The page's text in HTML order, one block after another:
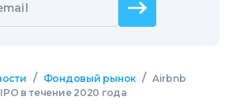
/ Фондовый рынок / Airbnb
в течение 2020 года